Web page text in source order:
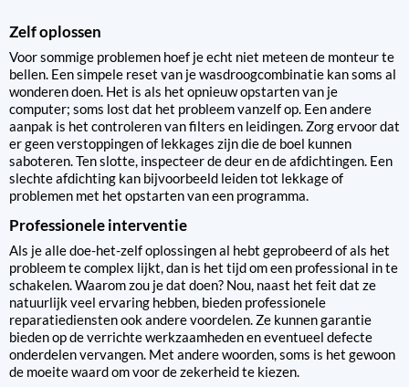
Zelf oplossen
Voor sommige problemen hoef je echt niet meteen de monteur te
bellen. Een simpele reset van je wasdroogcombinatie kan soms al
wonderen doen. Het is als het opnieuw opstarten van je
computer; soms lost dat het probleem vanzelf op. Een andere
aanpak is het controleren van filters en leidingen. Zorg ervoor dat
er geen verstoppingen of lekkages zijn die de boel kunnen
saboteren. Ten slotte, inspecteer de deur en de afdichtingen. Een
slechte afdichting kan bijvoorbeeld leiden tot lekkage of
problemen met het opstarten van een programma.
Professionele interventie
Als je alle doe-het-zelf oplossingen al hebt geprobeerd of als het
probleem te complex lijkt, dan is het tijd om een professional in te
schakelen. Waarom zou je dat doen? Nou, naast het feit dat ze
natuurlijk veel ervaring hebben, bieden professionele
reparatiediensten ook andere voordelen. Ze kunnen garantie
bieden op de verrichte werkzaamheden en eventueel defecte
onderdelen vervangen. Met andere woorden, soms is het gewoon
de moeite waard om voor de zekerheid te kiezen.